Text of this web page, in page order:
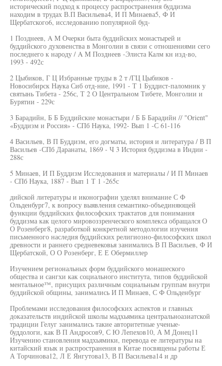
исторический подход к процессу распространения буддизма
находим в трудах В.П Васильева4, И П Минаева5, Ф И
Щербатского6, исследованию популярной буд-
1 Позднеев, A M Очерки быта буддийских монастырей и
буддийского духовенства в Монголии в связи с отношениями сего
последнего к народу / A M Позднеев -Элиста Калм кн изд-во,
1993 - 492с
2 Цыбиков, Г Ц Избранные труды в 2 т /ГЦ Цыбиков -
Новосибирск Наука Сиб отд-ние, 1991 - Т 1 Буддист-паломник у
святынь Тибета - 256с, Т 2 О Центральном Тибете, Монголии и
Бурятии - 229с
3 Барадийн, Б Б Буддийские монастыри / Б Б Барадийн // "Orient"
«Буддизм и Россия» - СПб Наука, 1992- Вып 1 -С 61-116
4 Васильев, В П Буддизм, его догматы, история и литература / В П
Васильев -СПб Даранаты, 1869 - Ч 3 История буддизма в Индии -
288с
5 Минаев, И П Буддизм Исследования и материалы / И П Минаев
- СПб Наука, 1887 - Вып 1 Т 1 -265с
дийской литературы и иконографии уделял внимание С Ф
Ольденбург7, к вопросу выявления семантико-объединяющей
функции буддийских философских трактатов для понимания
буддизма как целого мировоззренческого комплекса обращался О
О Розенберг8, разработкой конкретной методологии изучения
письменного наследия буддийских религиозно-философских школ
древности и раннего средневековья занимались В П Васильев, Ф И
Щербатской, О О Розенберг, Е Е Обермиллер
Изучением региональных форм буддийского монашеского
общества и сангхи как социального института, типов буддийской
ментальное™, присущих различным социальным группам внутри
буддийской общины, занимались И П Минаев, С Ф Ольденбург
Проблемами исследования философских аспектов и главных
доказательств индийской школы мадхьямика центральноазиатской
традиции Гелуг занимались такие авторитетные ученые-
буддологи, как В П Андросов9, С Ю Лепехов10, А М Донец11
Изучению становления мадхьямики, перевода ее литературы на
китайский язык и распространения в Китае посвящены работы Е
А Торчинова12, Л Е Янгутова13, В П Васильева14 и др